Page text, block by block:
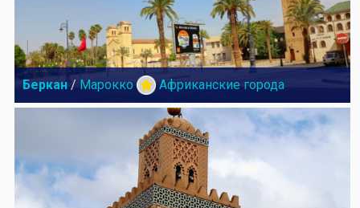
Беркан / Марокко Африканские города